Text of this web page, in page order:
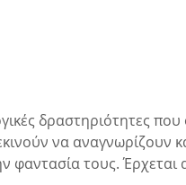
δραστηριότητες
να
τους. Έρχεται